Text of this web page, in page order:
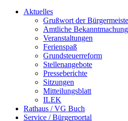
Aktuelles
Grußwort der
Amtliche
Veranstaltungen
Ferienspaß
Grundsteuerreform
Stellenangebote
Presseberichte
Sitzungen
Mitteilungsblatt
ILEK
Rathaus / VG Buch
Service / Bürgerportal